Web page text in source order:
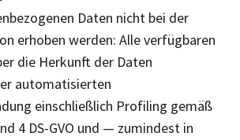
Daten nicht bei der
erhoben werden: Alle verfügbaren
die Herkunft der Daten
automatisierten
einschließlich Profiling gemäß
4 DS-GVO und — zumindest in